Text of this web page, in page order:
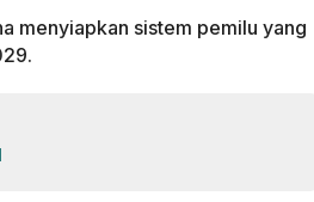
menyiapkan sistem pemilu yang